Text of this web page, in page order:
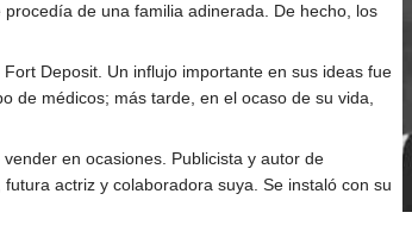
de una familia adinerada. De hecho, los
Deposit. Un influjo importante en sus ideas fue
de médicos; más tarde, en el ocaso de su vida,
en ocasiones. Publicista y autor de
actriz y colaboradora suya. Se instaló con su